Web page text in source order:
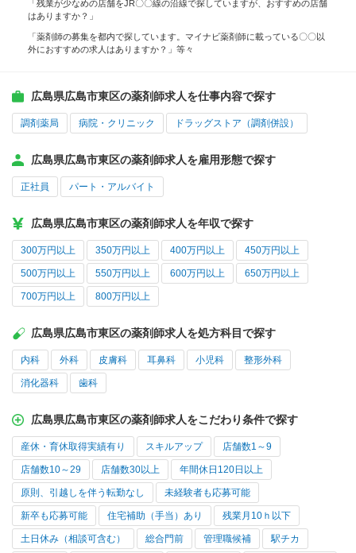
「残業が少なめの店舗をJR〇〇線の沿線で探していますが、おすすめの店舗
はありますか？」
「薬剤師の募集を都内で探しています。マイナビ薬剤師に載っている〇〇以
外におすすめの求人はありますか？」等々
広島県広島市東区の薬剤師求人を仕事内容で探す
調剤薬局 病院・クリニック ドラッグストア（調剤併設）
広島県広島市東区の薬剤師求人を雇用形態で探す
正社員 パート・アルバイト
広島県広島市東区の薬剤師求人を年収で探す
300万円以上 350万円以上 400万円以上 450万円以上
500万円以上 550万円以上 600万円以上 650万円以上
700万円以上 800万円以上
広島県広島市東区の薬剤師求人を処方科目で探す
内科 外科 皮膚科 耳鼻科 小児科 整形外科
消化器科 歯科
広島県広島市東区の薬剤師求人をこだわり条件で探す
産休・育休取得実績有り スキルアップ 店舗数1～9
店舗数10～29 店舗数30以上 年間休日120日以上
原則、引越しを伴う転勤なし 未経験者も応募可能
新卒も応募可能 住宅補助（手当）あり 残業月10ｈ以下
土日休み（相談可含む） 総合門前 管理職候補 駅チカ